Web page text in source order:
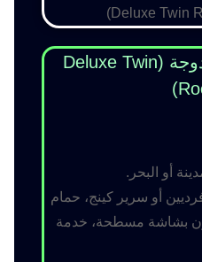
غرفة ديلوكس مزدوجة (Deluxe Twin
أو البحر.
أو سرير كينج، حمام
بشاشة مسطحة، خدمة